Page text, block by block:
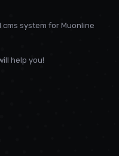
system for Muonline
help you!